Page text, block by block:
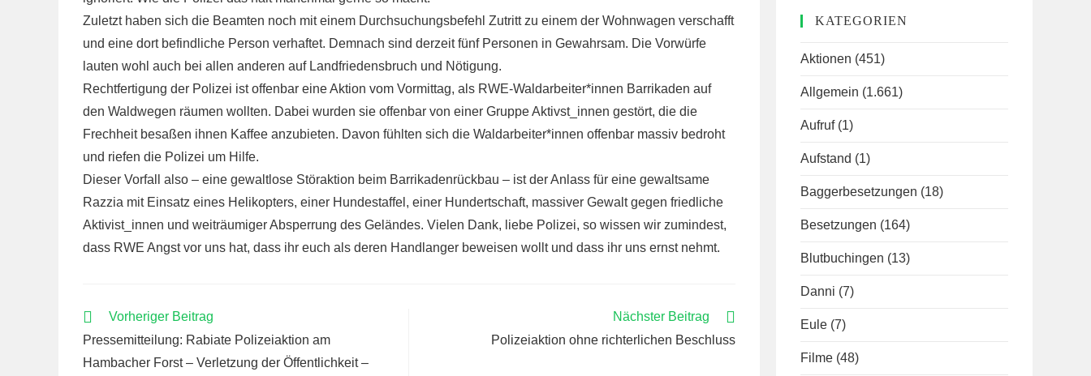
Zuletzt haben sich die Beamten noch mit einem Durchsuchungsbefehl Zutritt zu einem der Wohnwagen verschafft
und eine dort befindliche Person verhaftet. Demnach sind derzeit fünf Personen in Gewahrsam. Die Vorwürfe
lauten wohl auch bei allen anderen auf Landfriedensbruch und Nötigung.
Rechtfertigung der Polizei ist offenbar eine Aktion vom Vormittag, als RWE-Waldarbeiter*innen Barrikaden auf
den Waldwegen räumen wollten. Dabei wurden sie offenbar von einer Gruppe Aktivst_innen gestört, die die
Frechheit besaßen ihnen Kaffee anzubieten. Davon fühlten sich die Waldarbeiter*innen offenbar massiv bedroht
und riefen die Polizei um Hilfe.
Dieser Vorfall also – eine gewaltlose Störaktion beim Barrikadenrückbau – ist der Anlass für eine gewaltsame
Razzia mit Einsatz eines Helikopters, einer Hundestaffel, einer Hundertschaft, massiver Gewalt gegen friedliche
Aktivist_innen und weiträumiger Absperrung des Geländes. Vielen Dank, liebe Polizei, so wissen wir zumindest,
dass RWE Angst vor uns hat, dass ihr euch als deren Handlanger beweisen wollt und dass ihr uns ernst nehmt.
WEITERE
ANSEHEN
Vorheriger Beitrag
Pressemitteilung: Rabiate Polizeiaktion am
Hambacher Forst – Verletzung der Öffentlichkeit –
Nächster Beitrag
Polizeiaktion ohne richterlichen Beschluss
KATEGORIEN
Aktionen (451)
Allgemein (1.661)
Aufruf (1)
Aufstand (1)
Baggerbesetzungen (18)
Besetzungen (164)
Blutbuchingen (13)
Danni (7)
Eule (7)
Filme (48)